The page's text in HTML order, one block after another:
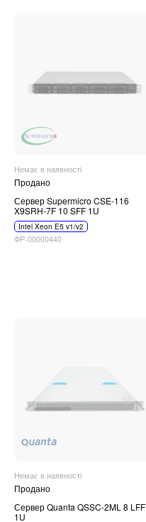
Немає в наявності
Продано
Сервер Supermicro CSE-116
X9SRH-7F 10 SFF 1U
Intel Xeon E5 v1/v2
ФР-00000440
Немає в наявності
Продано
Сервер Quanta QSSC-2ML 8 LFF
1U